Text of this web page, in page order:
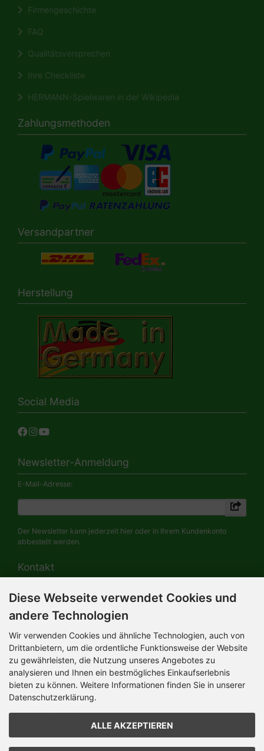
Firmengeschichte
FAQ
Qualitätsversprechen
Ihre Checkliste
HERMANN-Spielwaren in der Wikipedia
Zahlungsmethoden
Versandpartner
Herstellung
Social Media
Newsletter-Anmeldung
E-Mail-Adresse:
Der Newsletter kann jederzeit hier oder in Ihrem Kundenkonto
abbestellt werden.
Kontakt
HERMANN-Spielwaren GmbH
Werksverkauf / Postadresse:
Im Grund 9-11
Mo-Do 8.00 bis 16.30 Uhr
Bürozeiten:
Mo-Do 8.00 bis 16.30 Uhr
Fr 8.00 bis 12.30 Uhr
+49 (0) 09561 85900
info@hermann.de
Geschäftsführer
Martin Hermann
Handelsregister Amtsgericht Coburg
Diese Webseite verwendet Cookies und
andere Technologien
Wir verwenden Cookies und ähnliche Technologien, auch von
Drittanbietern, um die ordentliche Funktionsweise der Website
zu gewährleisten, die Nutzung unseres Angebotes zu
analysieren und Ihnen ein bestmögliches Einkaufserlebnis
bieten zu können. Weitere Informationen finden Sie in unserer
Datenschutzerklärung.
ALLE AKZEPTIEREN